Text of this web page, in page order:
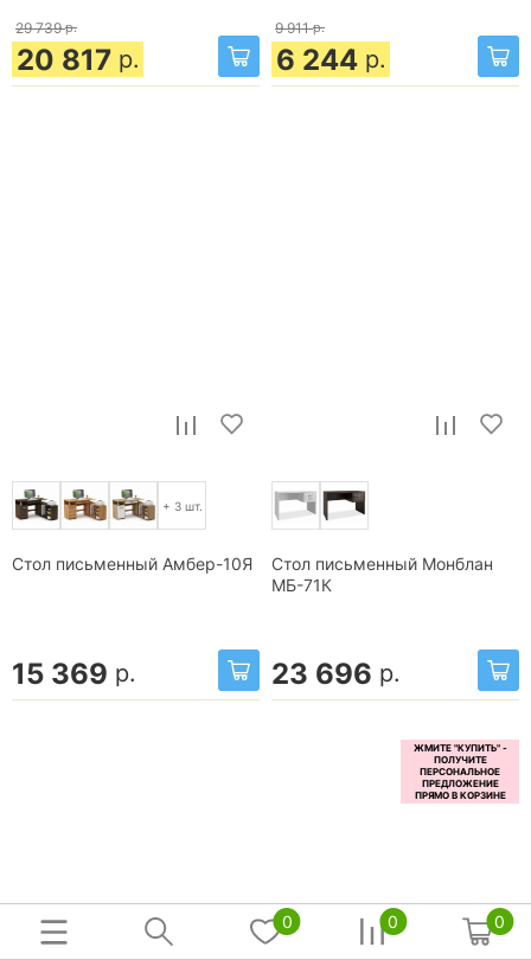
29 739 р.
20 817 р.
9 911 р.
6 244 р.
+ 3 шт.
Стол письменный Амбер-10Я
15 369 р.
Стол письменный Монблан
МБ-71К
23 696 р.
0 0 0